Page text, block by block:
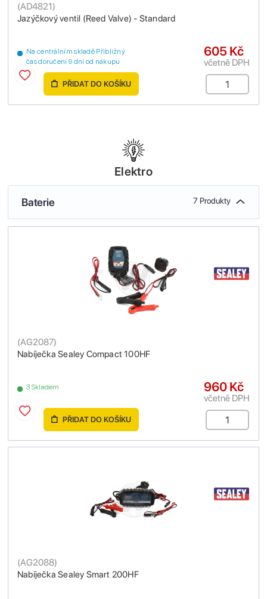
Jazýčkový ventil (Reed Valve) - Standard
(AD4821)
Na centrálním skladě Přibližný
čas doručení 9 dní od nákupu
605 Kč
včetně DPH
PŘIDAT DO KOŠÍKU
Elektro
Baterie 7 Produkty
Nabíječka Sealey Compact 100HF
(AG2087)
3 Skladem 960 Kč
včetně DPH
PŘIDAT DO KOŠÍKU
Nabíječka Sealey Smart 200HF
(AG2088)